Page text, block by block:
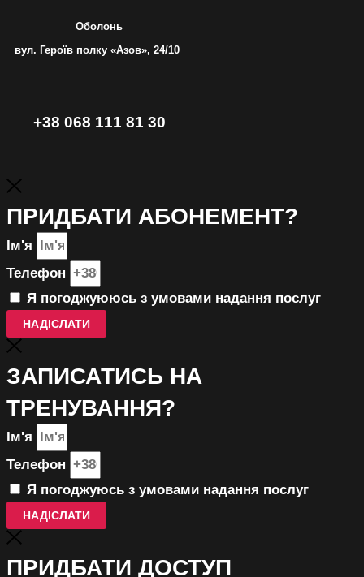
Оболонь
вул. Героїв полку «Азов», 24/10
+38 068 111 81 30
ПРИДБАТИ АБОНЕМЕНТ?
Ім'я
Телефон
Я погоджуююсь з умовами надання послуг
НАДІСЛАТИ
ЗАПИСАТИСЬ НА
ТРЕНУВАННЯ?
Ім'я
Телефон
Я погоджуюсь з умовами надання послуг
НАДІСЛАТИ
ПРИДБАТИ ДОСТУП